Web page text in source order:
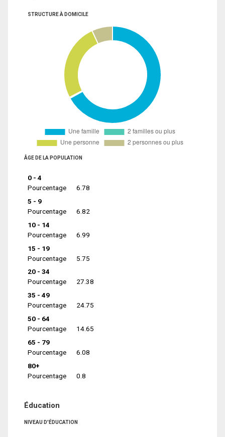
STRUCTURE À DOMICILE
ÂGE DE LA POPULATION
0 - 4
Pourcentage
6.78
5 - 9
Pourcentage
6.82
10 - 14
Pourcentage
6.99
15 - 19
Pourcentage
5.75
20 - 34
Pourcentage
27.38
35 - 49
Pourcentage
24.75
50 - 64
Pourcentage
14.65
65 - 79
Pourcentage
6.08
80+
Pourcentage
0.8
Éducation
NIVEAU D'ÉDUCATION